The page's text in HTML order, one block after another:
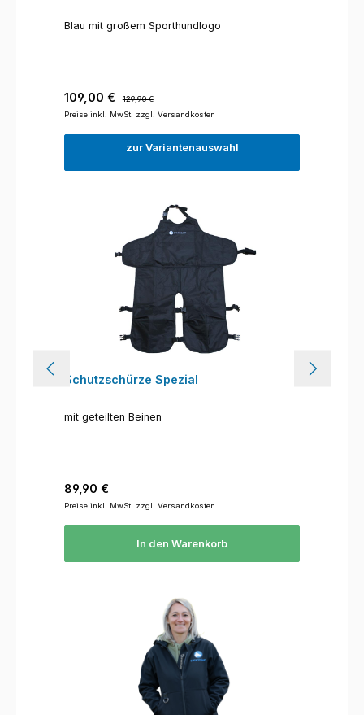
Blau mit großem Sporthundlogo
Verkaufspreis:
109,00 €
129,90 €
Preise inkl. MwSt. zzgl. Versandkosten
zur Variantenauswahl
Schutzschürze Spezial
mit geteilten Beinen
Regulärer Preis:
89,90 €
Preise inkl. MwSt. zzgl. Versandkosten
In den Warenkorb